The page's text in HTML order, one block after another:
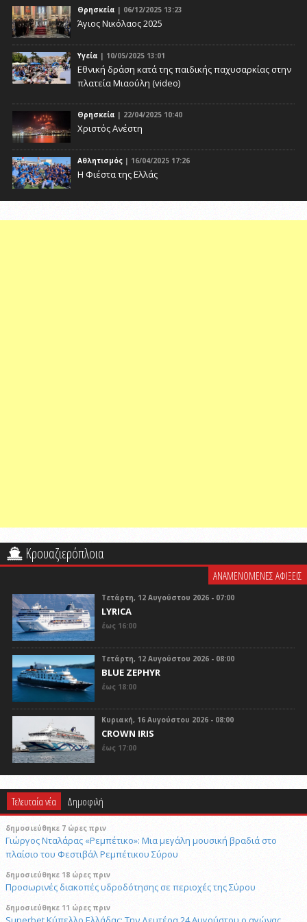
Θρησκεία | 06/12/2025 13:23
Άγιος Νικόλαος 2025
Υγεία | 10/05/2025 13:01
Eθνική δράση κατά της παιδικής παχυσαρκίας στην
πλατεία Μιαούλη (video)
Θρησκεία | 22/04/2025 10:40
Χριστός Ανέστη
Αθλητισμός | 16/04/2025 17:26
Η Φιέστα της Ελλάς
Κρουαζιερόπλοια
ΑΝΑΜΕΝΟΜΕΝΕΣ ΑΦΙΞΕΙΣ
Τετάρτη, 12 Αυγούστου 2026 - 07:00
LYRICA
έως 16:00
Τετάρτη, 12 Αυγούστου 2026 - 08:00
BLUE ZEPHYR
έως 18:00
Κυριακή, 16 Αυγούστου 2026 - 08:00
CROWN IRIS
έως 17:00
Τελευταία νέα Δημοφιλή
δημοσιεύθηκε 7 ώρες πριν
Γιώργος Νταλάρας «Ρεμπέτικο»: Μια μεγάλη μουσική βραδιά στο
πλαίσιο του Φεστιβάλ Ρεμπέτικου Σύρου
δημοσιεύθηκε 18 ώρες πριν
Προσωρινές διακοπές υδροδότησης σε περιοχές της Σύρου
δημοσιεύθηκε 11 ώρες πριν